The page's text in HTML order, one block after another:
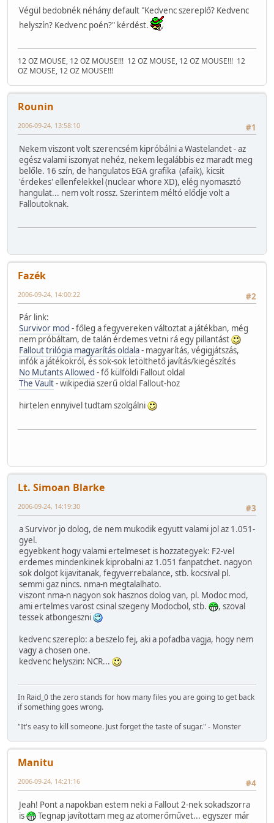
Végül bedobnék néhány default "Kedvenc szereplő? Kedvenc
helyszín? Kedvenc poén?" kérdést.
12 OZ MOUSE, 12 OZ MOUSE!!! 12 OZ MOUSE, 12 OZ MOUSE!!! 12
OZ MOUSE, 12 OZ MOUSE!!!
Rounin
#1
2006-09-24, 13:58:10
Nekem viszont volt szerencsém kipróbálni a Wastelandet - az
egész valami iszonyat nehéz, nekem legalábbis ez maradt meg
belőle. 16 szín, de hangulatos EGA grafika (afaik), kicsit
'érdekes' ellenfelekkel (nuclear whore XD), elég nyomasztó
hangulat... nem volt rossz. Szerintem méltó elődje volt a
Falloutoknak.
Fazék
#2
2006-09-24, 14:00:22
Pár link:
Survivor mod - főleg a fegyvereken változtat a játékban, még
nem próbáltam, de talán érdemes vetni rá egy pillantást
Fallout trilógia magyarítás oldala- magyarítás, végigjátszás,
infók a játékokról, és sok-sok letölthető javítás/kiegészítés
No Mutants Allowed - fő külföldi Fallout oldal
The Vault- wikipedia szerű oldal Fallout-hoz
hirtelen ennyivel tudtam szolgálni
Lt. Simoan Blarke
#3
2006-09-24, 14:19:30
a Survivor jo dolog, de nem mukodik egyutt valami jol az 1.051-
gyel.
egyebkent hogy valami ertelmeset is hozzategyek: F2-vel
erdemes mindenkinek kiprobalni az 1.051 fanpatchet. nagyon
sok dolgot kijavitanak, fegyverrebalance, stb. kocsival pl.
semmi gaz nincs. nma-n megtalalhato.
viszont nma-n nagyon sok hasznos dolog van, pl. Modoc mod,
ami ertelmes varost csinal szegeny Modocbol, stb.
, szoval
tessek atbongeszni
kedvenc szereplo: a beszelo fej, aki a pofadba vagja, hogy nem
vagy a chosen one.
kedvenc helyszin: NCR...
In Raid_0 the zero stands for how many files you are going to get back
if something goes wrong.
"It's easy to kill someone. Just forget the taste of sugar." - Monster
Manitu
#4
2006-09-24, 14:21:16
Jeah! Pont a napokban estem neki a Fallout 2-nek sokadszorra
is
Tegnap javítottam meg az atomerőművet... egyszer már